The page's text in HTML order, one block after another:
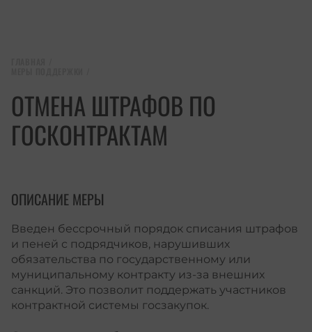
ОТМЕНА ШТРАФОВ ПО
ГОСКОНТРАКТАМ
ОПИСАНИЕ МЕРЫ
Введен бессрочный порядок списания штрафов
и пеней с подрядчиков, нарушивших
обязательства по государственному или
муниципальному контракту из-за внешних
санкций. Это позволит поддержать участников
контрактной системы госзакупок.